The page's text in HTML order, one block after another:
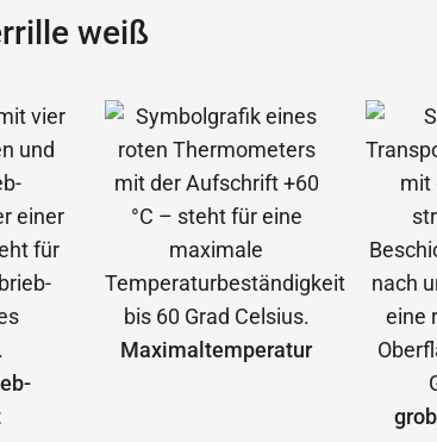
weiß
Maximal­temperatur